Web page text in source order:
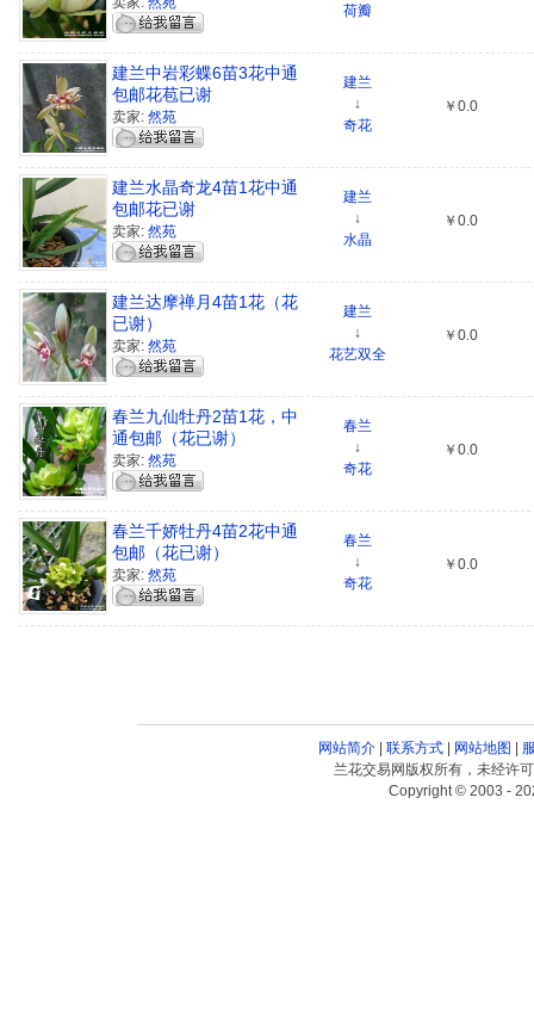
荷瓣
建兰中岩彩蝶6苗3花中通
包邮花苞已谢
卖家: 然苑
建兰
↓
奇花
￥0.0
建兰水晶奇龙4苗1花中通
包邮花已谢
卖家: 然苑
建兰
↓
水晶
￥0.0
建兰达摩禅月4苗1花（花
已谢）
卖家: 然苑
建兰
↓
花艺双全
￥0.0
春兰九仙牡丹2苗1花，中
通包邮（花已谢）
卖家: 然苑
春兰
↓
奇花
￥0.0
春兰千娇牡丹4苗2花中通
包邮（花已谢）
卖家: 然苑
春兰
↓
奇花
￥0.0
网站简介| 联系方式| 网站地图
兰花交易网版权所有，未经许
Copyright © 2003 -